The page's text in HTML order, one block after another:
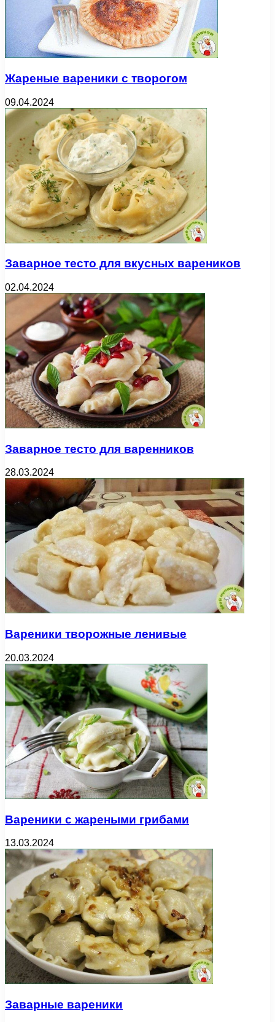
Жареные вареники с творогом
09.04.2024
Заварное тесто для вкусных вареников
02.04.2024
Заварное тесто для варенников
28.03.2024
Вареники творожные ленивые
20.03.2024
Вареники с жареными грибами
13.03.2024
Заварные вареники